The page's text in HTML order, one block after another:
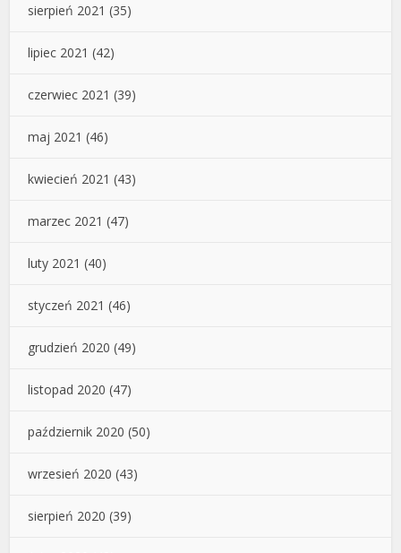
sierpień 2021 (35)
lipiec 2021 (42)
czerwiec 2021 (39)
maj 2021 (46)
kwiecień 2021 (43)
marzec 2021 (47)
luty 2021 (40)
styczeń 2021 (46)
grudzień 2020 (49)
listopad 2020 (47)
październik 2020 (50)
wrzesień 2020 (43)
sierpień 2020 (39)